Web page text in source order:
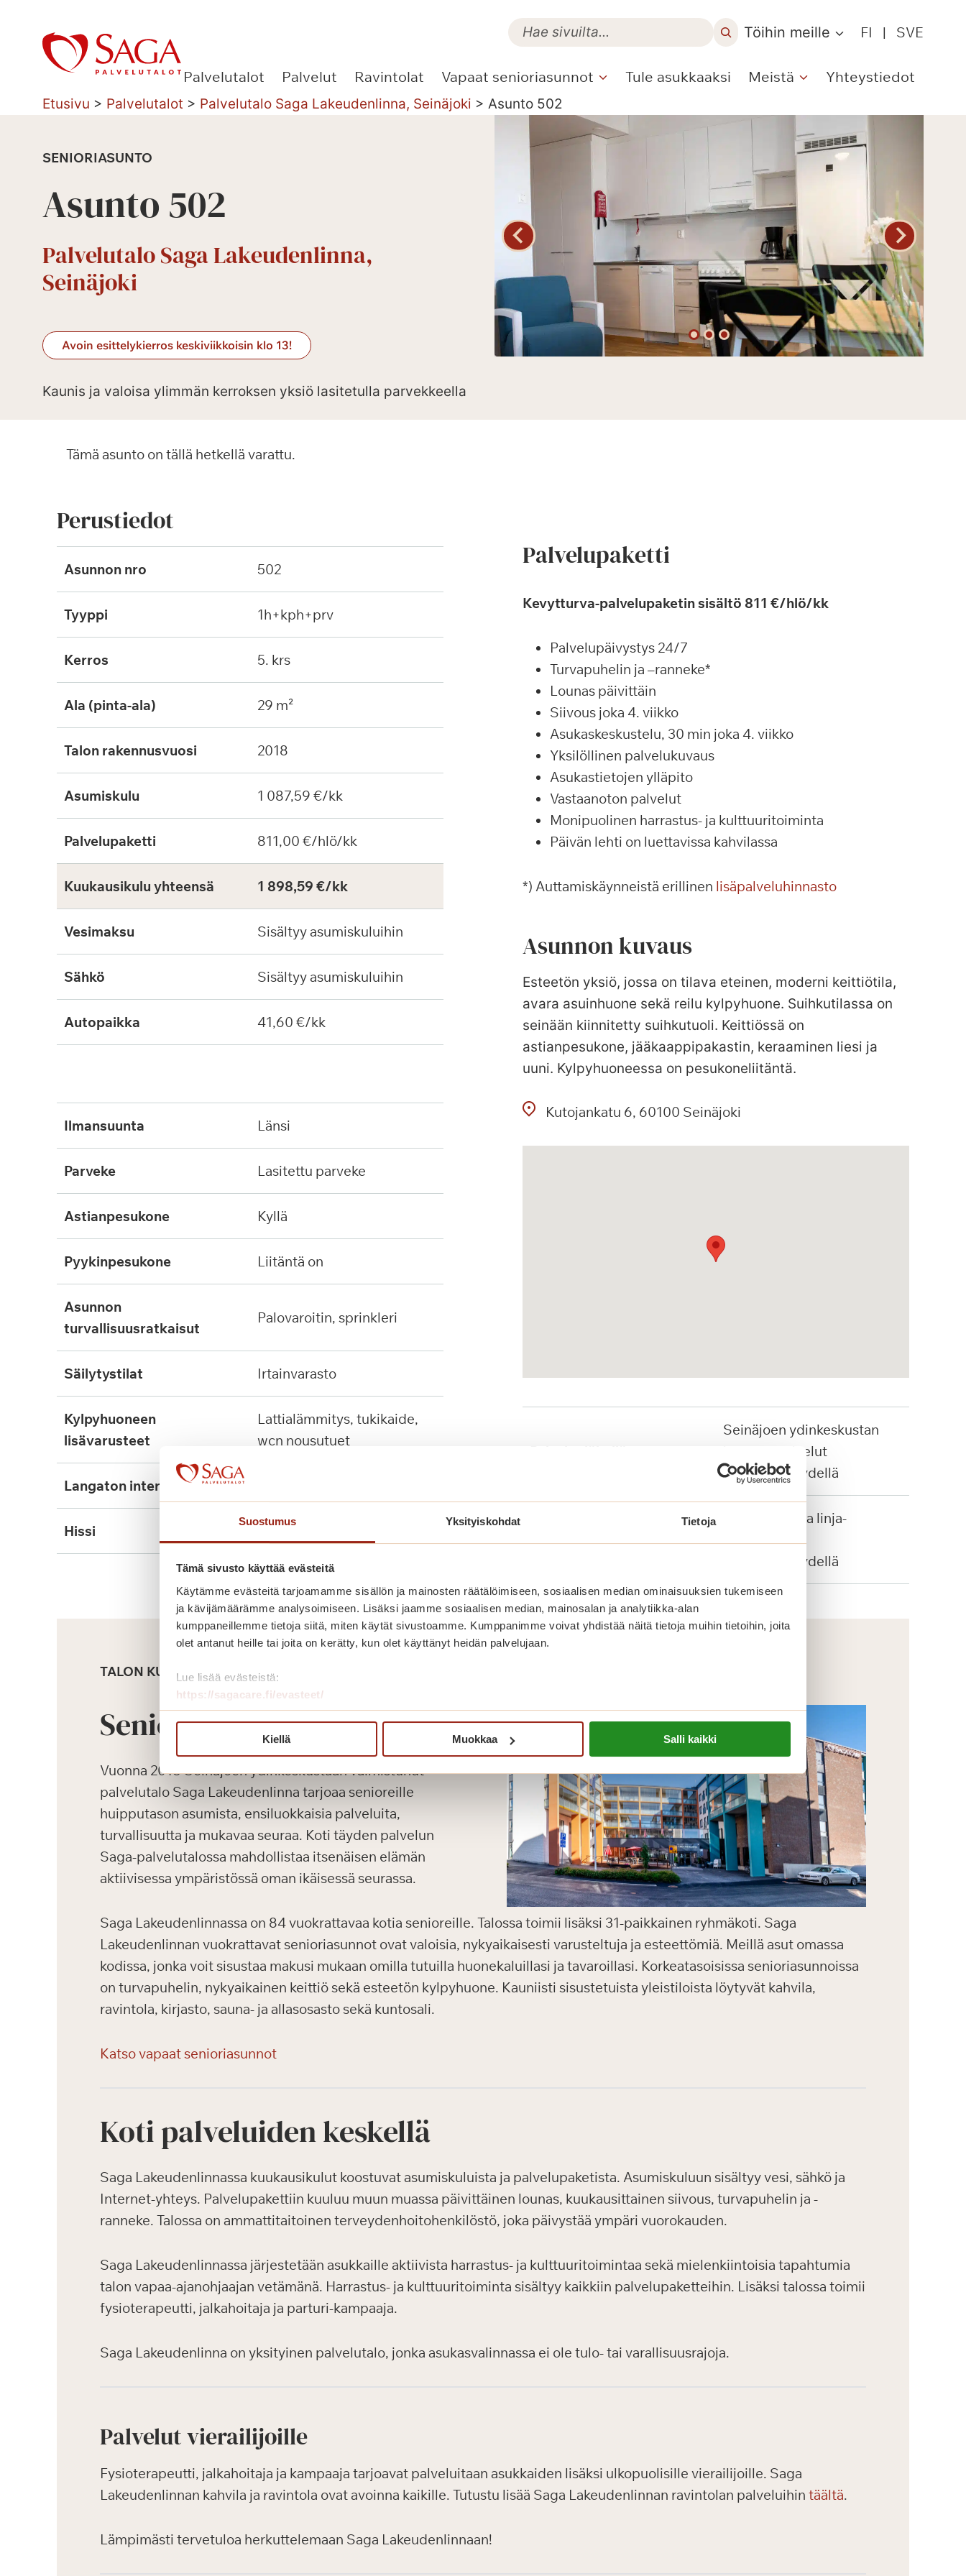
Suostumus Yksityiskohdat Tietoja
Tämä sivusto käyttää evästeitä
Käytämme evästeitä tarjoamamme sisällön ja mainosten räätälöimiseen, sosiaalisen median ominaisuuksien tukemiseen
ja kävijämäärämme analysoimiseen. Lisäksi jaamme sosiaalisen median, mainosalan ja analytiikka-alan
kumppaneillemme tietoja siitä, miten käytät sivustoamme. Kumppanimme voivat yhdistää näitä tietoja muihin tietoihin, joita
olet antanut heille tai joita on kerätty, kun olet käyttänyt heidän palvelujaan.
Lue lisää evästeistä:
https://sagacare.fi/evasteet/
Kiellä Muokkaa Salli kaikki
sisältöön
Töihin meille FI | SVE
Palvelutalot Palvelut Ravintolat Vapaat senioriasunnot Tule asukkaaksi Meistä Yhteystiedot
Etusivu > Palvelutalot > Palvelutalo Saga Lakeudenlinna, Seinäjoki > Asunto 502
SENIORIASUNTO
Asunto 502
Palvelutalo Saga Lakeudenlinna,
Seinäjoki
Avoin esittelykierros keskiviikkoisin klo 13!
Kaunis ja valoisa ylimmän kerroksen yksiö lasitetulla parvekkeella
Tämä asunto on tällä hetkellä varattu.
Perustiedot
Asunnon nro 502
Tyyppi 1h+kph+prv
Kerros 5. krs
Ala (pinta-ala) 29 m²
Talon rakennusvuosi 2018
Asumiskulu 1 087,59 €/kk
Palvelupaketti 811,00 €/hlö/kk
Kuukausikulu yhteensä 1 898,59 €/kk
Vesimaksu Sisältyy asumiskuluihin
Sähkö Sisältyy asumiskuluihin
Autopaikka 41,60 €/kk
ilmansuunta länsi
parveke lasitettu parveke
astianpesukone kyllä
pyykinpesukone liitäntä on
asunnon
turvallisuusratkaisut
palovaroitin, sprinkleri
säilytystilat irtainvarasto
kylpyhuoneen
lisävarusteet
lattialämmitys, tukikaide,
wcn nousutuet
langaton internet
hissi kyllä, 2kpl
Palvelupaketti
Kevytturva-palvelupaketin sisältö 811 €/hlö/kk
Palvelupäivystys 24/7
Turvapuhelin ja –ranneke*
Lounas päivittäin
Siivous joka 4. viikko
Asukaskeskustelu, 30 min joka 4. viikko
Yksilöllinen palvelukuvaus
Asukastietojen ylläpito
Vastaanoton palvelut
Monipuolinen harrastus- ja kulttuuritoiminta
Päivän lehti on luettavissa kahvilassa
*) Auttamiskäynneistä erillinen lisäpalveluhinnasto
Asunnon kuvaus
Esteetön yksiö, jossa on tilava eteinen, moderni keittiötila,
avara asuinhuone sekä reilu kylpyhuone. Suihkutilassa on
seinään kiinnitetty suihkutuoli. Keittiössä on
astianpesukone, jääkaappipakastin, keraaminen liesi ja
uuni. Kylpyhuoneessa on pesukoneliitäntä.
Kutojankatu 6 60100 Seinäjoki
Seinäjoen ydinkeskustan
kattavat palvelut
kävelyetäisyydellä
Julkinen liikenne
Juna-asema ja linja-
autopysäkit
kävelyetäisyydellä
TALON KUVAUS
Senioriasunnot
Vuonna 2018 Seinäjoen ydinkeskustaan valmistunut
palvelutalo Saga Lakeudenlinna tarjoaa senioreille
huipputason asumista, ensiluokkaisia palveluita,
turvallisuutta ja mukavaa seuraa. Koti täyden palvelun
Saga-palvelutalossa mahdollistaa itsenäisen elämän
aktiivisessa ympäristössä oman ikäisessä seurassa.
Saga Lakeudenlinnassa on 84 vuokrattavaa kotia senioreille. Talossa toimii lisäksi 31-paikkainen ryhmäkoti. Saga
Lakeudenlinnan vuokrattavat senioriasunnot ovat valoisia, nykyaikaisesti varusteltuja ja esteettömiä. Meillä asut omassa
kodissa, jonka voit sisustaa makusi mukaan omilla tutuilla huonekaluillasi ja tavaroillasi. Korkeatasoisissa senioriasunnoissa
on turvapuhelin, nykyaikainen keittiö sekä esteetön kylpyhuone. Kauniisti sisustetuista yleistiloista löytyvät kahvila,
ravintola, kirjasto, sauna- ja allasosasto sekä kuntosali.
Katso vapaat senioriasunnot
Koti palveluiden keskellä
Saga Lakeudenlinnassa kuukausikulut koostuvat asumiskuluista ja palvelupaketista. Asumiskuluun sisältyy vesi, sähkö ja
Internet-yhteys. Palvelupakettiin kuuluu muun muassa päivittäinen lounas, kuukausittainen siivous, turvapuhelin ja -
ranneke. Talossa on ammattitaitoinen terveydenhoitohenkilöstö, joka päivystää ympäri vuorokauden.
Saga Lakeudenlinnassa järjestetään asukkaille aktiivista harrastus- ja kulttuuritoimintaa sekä mielenkiintoisia tapahtumia
talon vapaa-ajanohjaajan vetämänä. Harrastus- ja kulttuuritoiminta sisältyy kaikkiin palvelupaketteihin. Lisäksi talossa toimii
fysioterapeutti, jalkahoitaja ja parturi-kampaaja.
Saga Lakeudenlinna on yksityinen palvelutalo, jonka asukasvalinnassa ei ole tulo- tai varallisuusrajoja.
Palvelut vierailijoille
Fysioterapeutti, jalkahoitaja ja kampaaja tarjoavat palveluitaan asukkaiden lisäksi ulkopuolisille vierailijoille. Saga
Lakeudenlinnan kahvila ja ravintola ovat avoinna kaikille. Tutustu lisää Saga Lakeudenlinnan ravintolan palveluihin täältä.
Lämpimästi tervetuloa herkuttelemaan Saga Lakeudenlinnaan!